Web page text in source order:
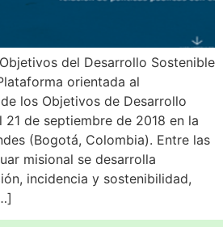
del Desarrollo Sostenible
orientada al
los Objetivos de Desarrollo
21 de septiembre de 2018 en la
(Bogotá, Colombia). Entre las
misional se desarrolla
incidencia y sostenibilidad,